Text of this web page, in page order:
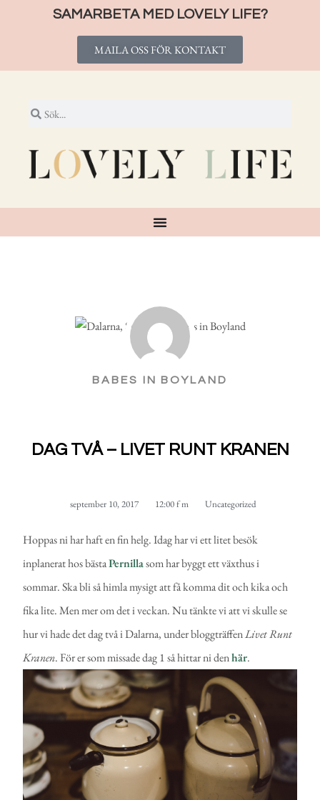
SAMARBETA MED LOVELY LIFE?
MAILA OSS FÖR KONTAKT
BABES IN BOYLAND
DAG TVÅ – LIVET RUNT KRANEN
september 10, 2017 12:00 f m Uncategorized
Hoppas ni har haft en fin helg. Idag har vi ett litet besök
inplanerat hos bästaPernillasom har byggt ett växthus i
sommar. Ska bli så himla mysigt att få komma dit och kika och
fika lite. Men mer om det i veckan. Nu tänkte vi att vi skulle se
hur vi hade det dag två i Dalarna, under bloggträffenLivet Runt
Kranen. För er som missade dag 1 så hittar ni denhär.